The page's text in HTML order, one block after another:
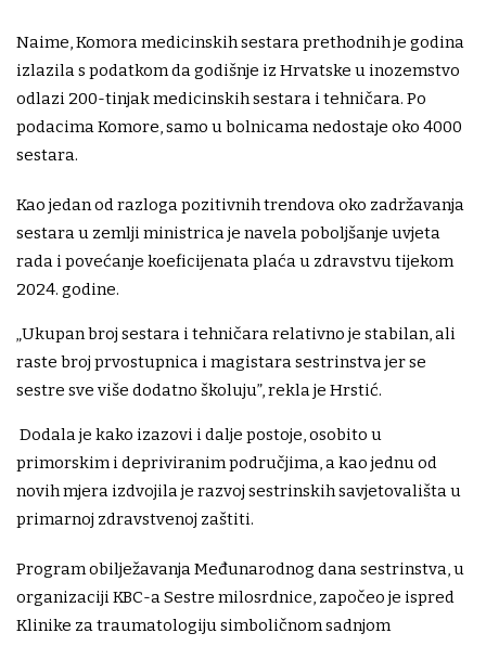
Naime, Komora medicinskih sestara prethodnih je godina
izlazila s podatkom da godišnje iz Hrvatske u inozemstvo
odlazi 200-tinjak medicinskih sestara i tehničara. Po
podacima Komore, samo u bolnicama nedostaje oko 4000
sestara.
Kao jedan od razloga pozitivnih trendova oko zadržavanja
sestara u zemlji ministrica je navela poboljšanje uvjeta
rada i povećanje koeficijenata plaća u zdravstvu tijekom
2024. godine.
„Ukupan broj sestara i tehničara relativno je stabilan, ali
raste broj prvostupnica i magistara sestrinstva jer se
sestre sve više dodatno školuju”, rekla je Hrstić.
Dodala je kako izazovi i dalje postoje, osobito u
primorskim i depriviranim područjima, a kao jednu od
novih mjera izdvojila je razvoj sestrinskih savjetovališta u
primarnoj zdravstvenoj zaštiti.
Program obilježavanja Međunarodnog dana sestrinstva, u
organizaciji KBC-a Sestre milosrdnice, započeo je ispred
Klinike za traumatologiju simboličnom sadnjom